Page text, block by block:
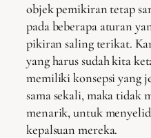
objek pemikiran tetap
pada beberapa aturan
pikiran saling terikat.
yang harus sudah kita
memiliki konsepsi yang
sama sekali, maka tidak
menarik, untuk
kepalsuan mereka.